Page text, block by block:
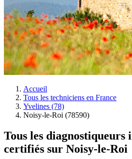
Accueil
Tous les techniciens en France
Yvelines (78)
Noisy-le-Roi (78590)
Tous les
certifiés sur Noisy-le-Roi